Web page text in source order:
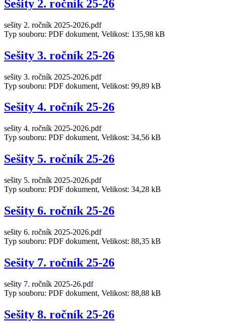
Sešity 2. ročník 25-26
sešity 2. ročník 2025-2026.pdf
Typ souboru: PDF dokument, Velikost: 135,98 kB
Sešity 3. ročník 25-26
sešity 3. ročník 2025-2026.pdf
Typ souboru: PDF dokument, Velikost: 99,89 kB
Sešity 4. ročník 25-26
sešity 4. ročník 2025-2026.pdf
Typ souboru: PDF dokument, Velikost: 34,56 kB
Sešity 5. ročník 25-26
sešity 5. ročník 2025-2026.pdf
Typ souboru: PDF dokument, Velikost: 34,28 kB
Sešity 6. ročník 25-26
sešity 6. ročník 2025-2026.pdf
Typ souboru: PDF dokument, Velikost: 88,35 kB
Sešity 7. ročník 25-26
sešity 7. ročník 2025-26.pdf
Typ souboru: PDF dokument, Velikost: 88,88 kB
Sešity 8. ročník 25-26